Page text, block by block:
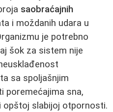
saobraćajnih
i moždanih udara u
je potrebno
šok za sistem nije
sa spoljašnjim
poremećajima sna,
opštoj slabijoj otpornosti.